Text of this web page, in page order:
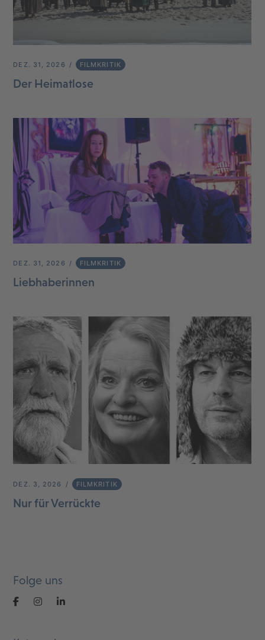
DEZ. 31, 2026 FILMKRITIK
Der Heimatlose
DEZ. 31, 2026 FILMKRITIK
Liebhaberinnen
DEZ. 3, 2026 FILMKRITIK
Nur für Verrückte
Folge uns